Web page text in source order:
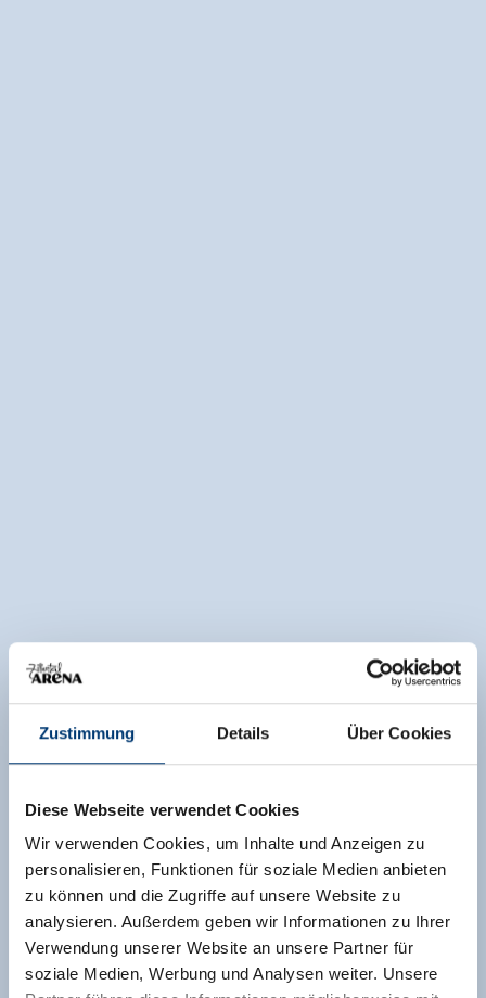
Zustimmung Details Über Cookies
Diese Webseite verwendet Cookies
Wir verwenden Cookies, um Inhalte und Anzeigen zu
personalisieren, Funktionen für soziale Medien anbieten
zu können und die Zugriffe auf unsere Website zu
analysieren. Außerdem geben wir Informationen zu Ihrer
Verwendung unserer Website an unsere Partner für
soziale Medien, Werbung und Analysen weiter. Unsere